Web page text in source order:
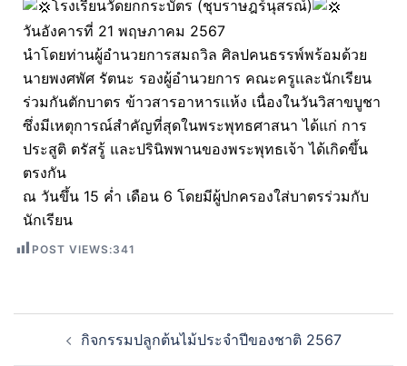
โรงเรียนวัดยกกระบัตร (ชุบราษฎร์นุสรณ์)
วันอังคารที่ 21 พฤษภาคม 2567
นำโดยท่านผู้อำนวยการสมถวิล ศิลปคนธรรพ์พร้อมด้วย
นายพงศพัศ รัตนะ รองผู้อำนวยการ คณะครูเเละนักเรียน
ร่วมกันตักบาตร ข้าวสารอาหารเเห้ง เนื่องในวันวิสาขบูชา
ซึ่งมีเหตุการณ์สำคัญที่สุดในพระพุทธศาสนา ได้แก่ การ
ประสูติ ตรัสรู้ และปรินิพพานของพระพุทธเจ้า ได้เกิดขึ้น
ตรงกัน
ณ วันขึ้น 15 ค่ำ เดือน 6 โดยมีผู้ปกครองใส่บาตรร่วมกับ
นักเรียน
POST VIEWS:341
กิจกรรมปลูกต้นไม้ประจำปีของชาติ 2567